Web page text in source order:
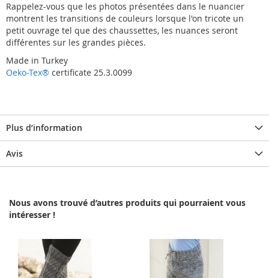
Rappelez-vous que les photos présentées dans le nuancier
montrent les transitions de couleurs lorsque l'on tricote un
petit ouvrage tel que des chaussettes, les nuances seront
différentes sur les grandes pièces.
Made in Turkey
Oeko-Tex® certificate 25.3.0099
Plus d’information
Avis
Nous avons trouvé d’autres produits qui pourraient vous
intéresser !